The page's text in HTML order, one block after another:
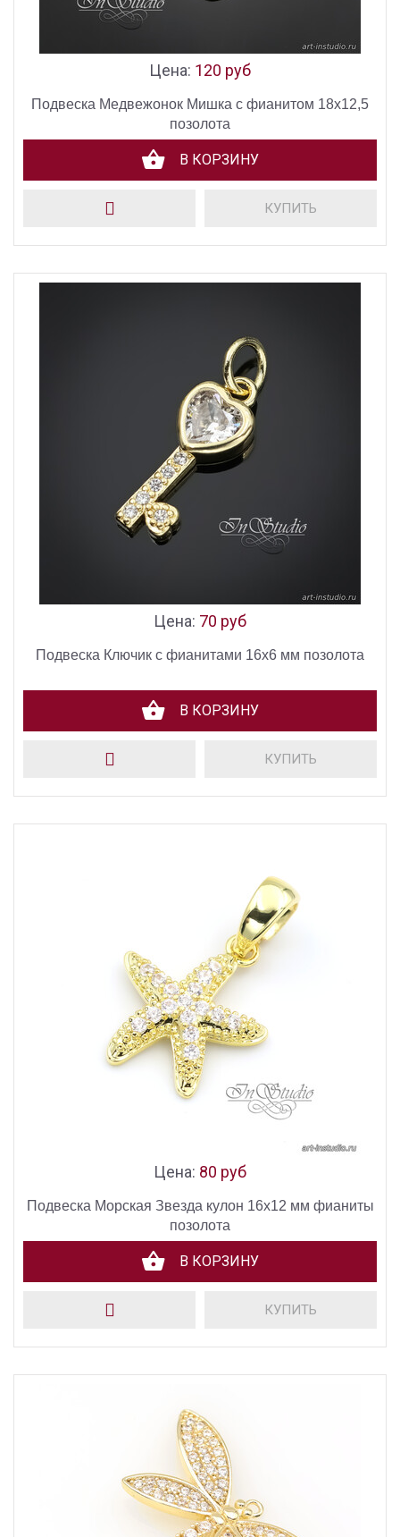
Цена: 120 руб
Подвеска Медвежонок Мишка с фианитом 18х12,5
позолота
В КОРЗИНУ
КУПИТЬ
Цена: 70 руб
Подвеска Ключик с фианитами 16х6 мм позолота
В КОРЗИНУ
КУПИТЬ
Цена: 80 руб
Подвеска Морская Звезда кулон 16х12 мм фианиты
позолота
В КОРЗИНУ
КУПИТЬ